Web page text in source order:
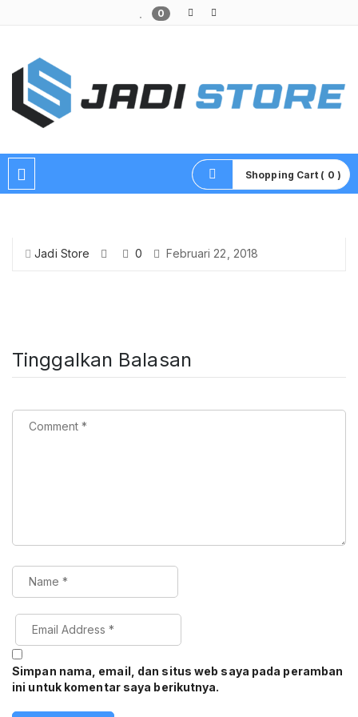
0
Shopping Cart ( 0 )
Jadi Store 0 Februari 22, 2018
Tinggalkan Balasan
Simpan nama, email, dan situs web saya pada peramban
ini untuk komentar saya berikutnya.